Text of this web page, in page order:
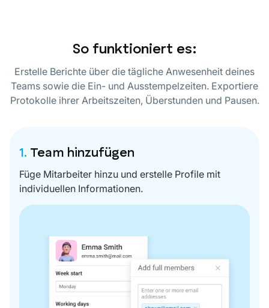
So funktioniert es:
Erstelle Berichte über die tägliche Anwesenheit deines
Teams sowie die Ein- und Ausstempelzeiten. Exportiere
Protokolle ihrer Arbeitszeiten, Überstunden und Pausen.
1. Team hinzufügen
Füge Mitarbeiter hinzu und erstelle Profile mit
individuellen Informationen.